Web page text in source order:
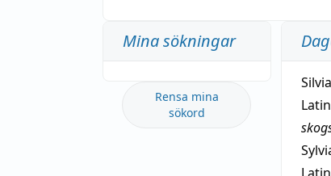
Mina sökningar
Rensa mina
sökord
Silvia